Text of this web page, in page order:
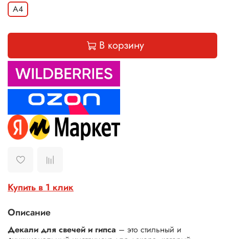
А4
В корзину
Купить в 1 клик
Описание
Декали для свечей и гипса – это стильный и